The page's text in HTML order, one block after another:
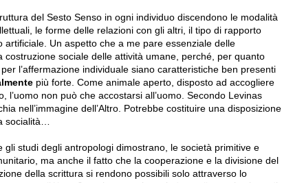
del Sesto Senso in ogni individuo discendono le modalità
le forme delle relazioni con gli altri, il tipo di rapporto
Un aspetto che a me pare essenziale delle
sociale delle attività umane, perché, per quanto
l’affermazione individuale siano caratteristiche ben presenti
più forte. Come animale aperto, disposto ad accogliere
l’uomo non può che accostarsi all’uomo. Secondo Levinas
nell’immagine dell’Altro. Potrebbe costituire una disposizione
socialità…
studi degli antropologi dimostrano, le società primitive e
ma anche il fatto che la cooperazione e la divisione del
della scrittura si rendono possibili solo attraverso lo